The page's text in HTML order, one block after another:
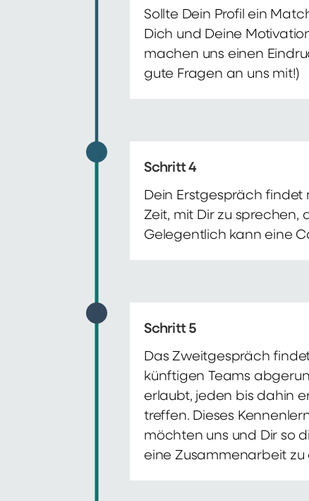
Sollte Dein Profil ein
Dich und Deine
machen uns einen
gute Fragen an uns mit!)
Schritt 4
Dein Erstgespräch findet
Zeit, mit Dir zu sprechen,
Gelegentlich kann eine
Schritt 5
Das Zweitgespräch
künftigen Teams
erlaubt, jeden bis dahin
treffen. Dieses
möchten uns und Dir so
eine Zusammenarbeit zu